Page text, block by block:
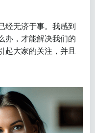
经无济于事。我感到
办，才能解决我们的
起大家的关注，并且